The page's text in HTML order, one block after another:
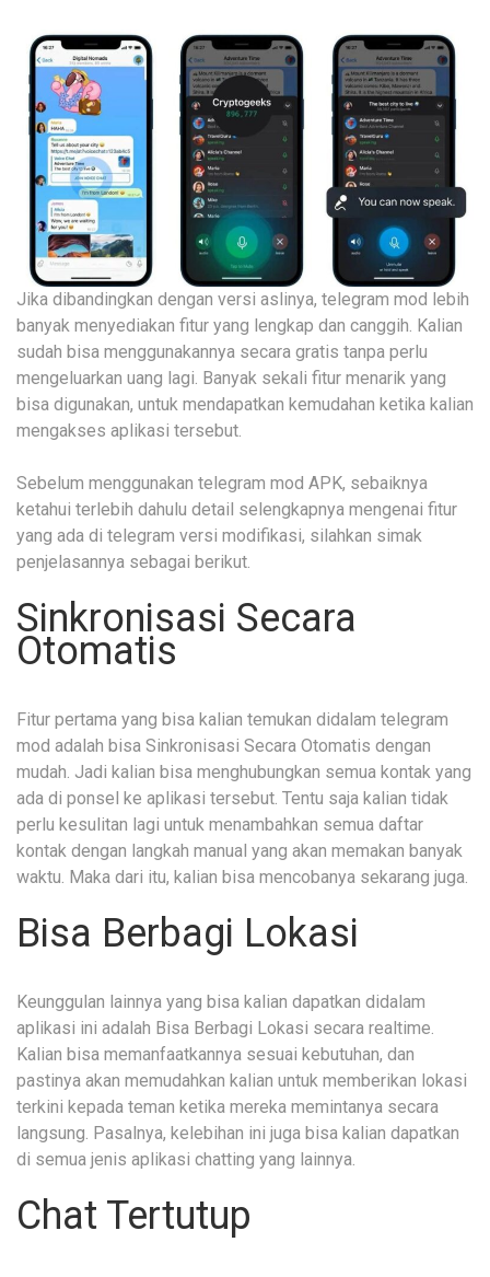
Jika dibandingkan dengan versi aslinya, telegram mod lebih
banyak menyediakan fitur yang lengkap dan canggih. Kalian
sudah bisa menggunakannya secara gratis tanpa perlu
mengeluarkan uang lagi. Banyak sekali fitur menarik yang
bisa digunakan, untuk mendapatkan kemudahan ketika kalian
mengakses aplikasi tersebut.
Sebelum menggunakan telegram mod APK, sebaiknya
ketahui terlebih dahulu detail selengkapnya mengenai fitur
yang ada di telegram versi modifikasi, silahkan simak
penjelasannya sebagai berikut.
Sinkronisasi Secara
Otomatis
Fitur pertama yang bisa kalian temukan didalam telegram
mod adalah bisa Sinkronisasi Secara Otomatis dengan
mudah. Jadi kalian bisa menghubungkan semua kontak yang
ada di ponsel ke aplikasi tersebut. Tentu saja kalian tidak
perlu kesulitan lagi untuk menambahkan semua daftar
kontak dengan langkah manual yang akan memakan banyak
waktu. Maka dari itu, kalian bisa mencobanya sekarang juga.
Bisa Berbagi Lokasi
Keunggulan lainnya yang bisa kalian dapatkan didalam
aplikasi ini adalah Bisa Berbagi Lokasi secara realtime.
Kalian bisa memanfaatkannya sesuai kebutuhan, dan
pastinya akan memudahkan kalian untuk memberikan lokasi
terkini kepada teman ketika mereka memintanya secara
langsung. Pasalnya, kelebihan ini juga bisa kalian dapatkan
di semua jenis aplikasi chatting yang lainnya.
Chat Tertutup